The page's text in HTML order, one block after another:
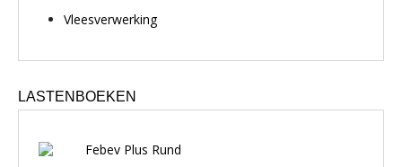
Vleesverwerking
LASTENBOEKEN
Febev Plus Rund